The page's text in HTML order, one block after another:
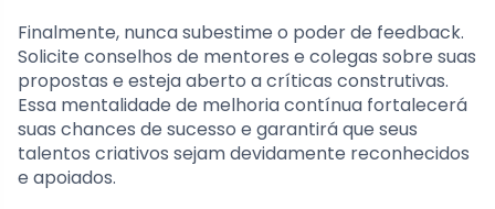
Finalmente, nunca subestime o poder de feedback.
Solicite conselhos de mentores e colegas sobre suas
propostas e esteja aberto a críticas construtivas.
Essa mentalidade de melhoria contínua fortalecerá
suas chances de sucesso e garantirá que seus
talentos criativos sejam devidamente reconhecidos
e apoiados.